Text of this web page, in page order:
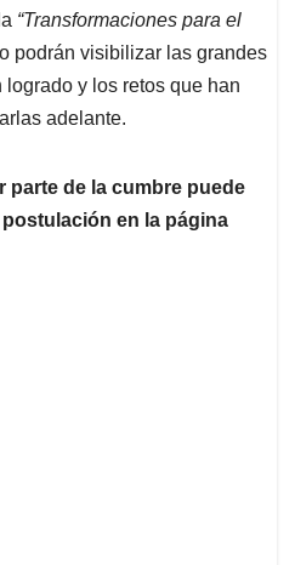
“Transformaciones para el
podrán visibilizar las grandes
y los retos que han
adelante.
parte de la cumbre puede
en la página